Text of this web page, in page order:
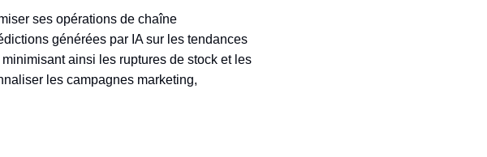
ses opérations de chaîne
générées par IA sur les tendances
ainsi les ruptures de stock et les
les campagnes marketing,